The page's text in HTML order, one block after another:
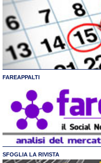
FAREAPPALTI
SFOGLIA LA RIVISTA